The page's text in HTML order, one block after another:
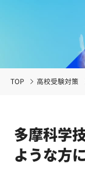
TOP 高校受験対策
多摩科学
ような方